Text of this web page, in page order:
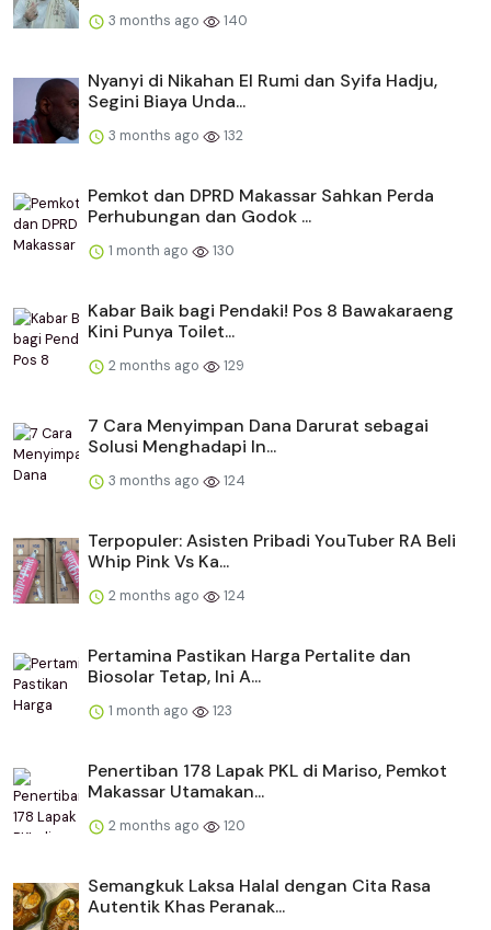
3 months ago 140
Nyanyi di Nikahan El Rumi dan Syifa Hadju,
Segini Biaya Unda...
3 months ago 132
Pemkot dan DPRD Makassar Sahkan Perda
Perhubungan dan Godok ...
1 month ago 130
Kabar Baik bagi Pendaki! Pos 8 Bawakaraeng
Kini Punya Toilet...
2 months ago 129
​​7 Cara Menyimpan Dana Darurat sebagai
Solusi Menghadapi In...
3 months ago 124
Terpopuler: Asisten Pribadi YouTuber RA Beli
Whip Pink Vs Ka...
2 months ago 124
Pertamina Pastikan Harga Pertalite dan
Biosolar Tetap, Ini A...
1 month ago 123
Penertiban 178 Lapak PKL di Mariso, Pemkot
Makassar Utamakan...
2 months ago 120
Semangkuk Laksa Halal dengan Cita Rasa
Autentik Khas Peranak...